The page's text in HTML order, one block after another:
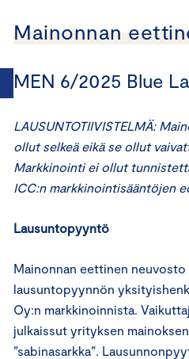
Mainonnan
MEN 6/2025 Blue
LAUSUNTOTIIVISTELMÄ:
ollut selkeä eikä se ollut
Markkinointi ei ollut
ICC:n markkinointisääntöjen
Lausuntopyyntö
Mainonnan eettinen neuvosto
lausuntopyynnön
Oy:n markkinoinnista.
julkaissut yrityksen
”sabinasarkka”.